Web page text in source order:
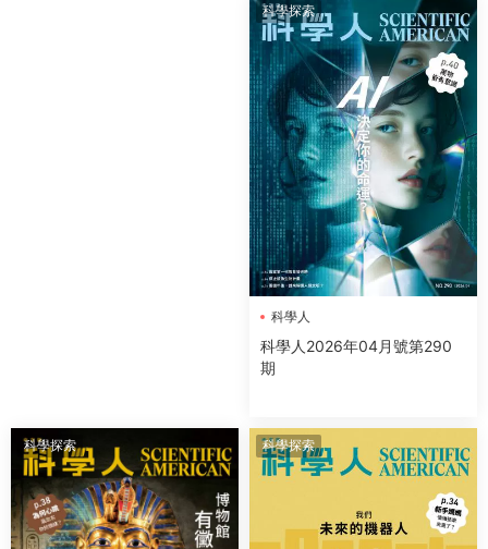
科學探索
科學人
科學人2026年04月號第290
期
科學探索 科學探索